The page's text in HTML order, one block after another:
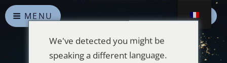
MENU
We've detected you might be
speaking a different language.